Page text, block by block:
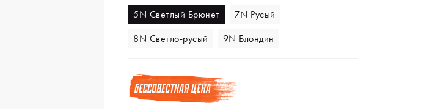
5N Светлый Брюнет
7N Русый
8N Светло-русый
9N Блондин